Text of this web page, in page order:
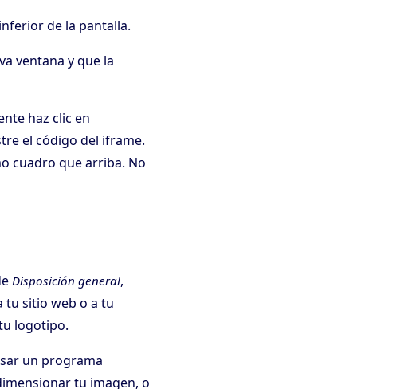
de la pantalla.
ventana y que la
haz clic en
el código del iframe.
cuadro que arriba. No
Disposición general,
tu sitio web o a tu
logotipo.
un programa
tu imagen, o